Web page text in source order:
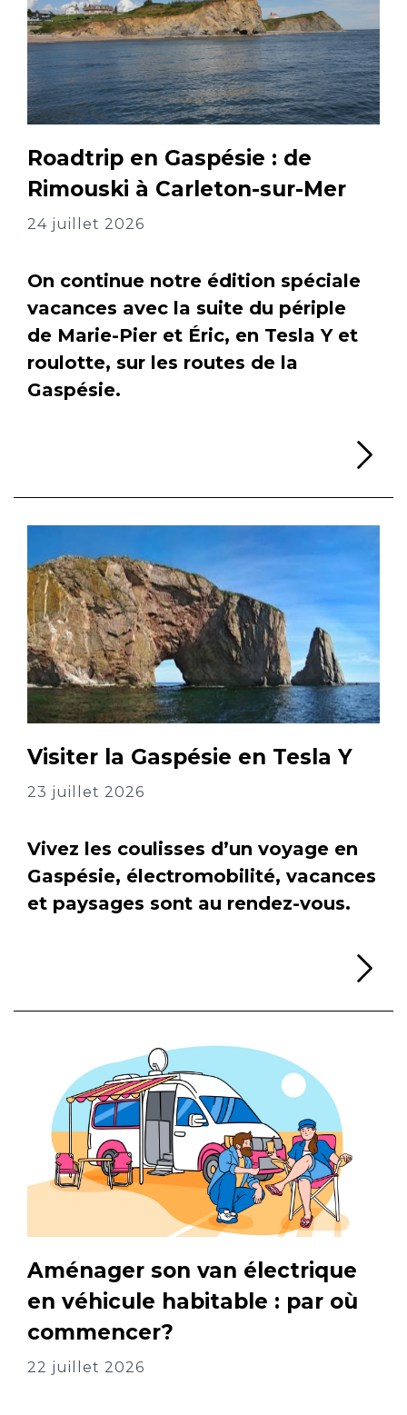
Roadtrip en Gaspésie : de
Rimouski à Carleton-sur-Mer
24 juillet 2026
On continue notre édition spéciale
vacances avec la suite du périple
de Marie-Pier et Éric, en Tesla Y et
roulotte, sur les routes de la
Gaspésie.
Visiter la Gaspésie en Tesla Y
23 juillet 2026
Vivez les coulisses d’un voyage en
Gaspésie, électromobilité, vacances
et paysages sont au rendez-vous.
Aménager son van électrique
en véhicule habitable : par où
commencer?
22 juillet 2026